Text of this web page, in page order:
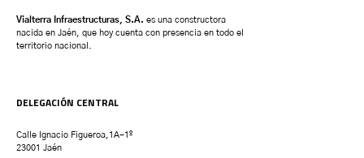
Vialterra Infraestructuras, S.A. es una constructora
nacida en Jaén, que hoy cuenta con presencia en todo el
territorio nacional.
DELEGACIÓN CENTRAL
Calle Ignacio Figueroa,1A-1º
23001 Jaén